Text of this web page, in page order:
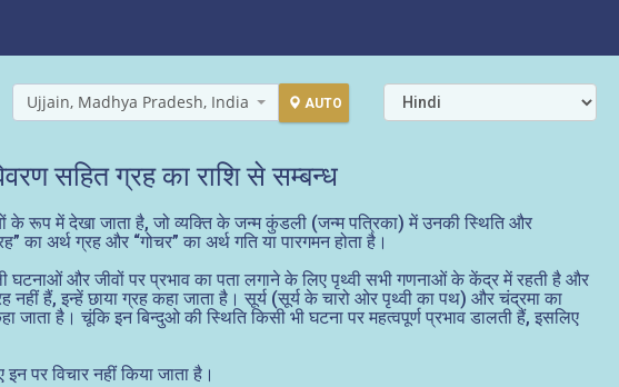
Ujjain, Madhya Pradesh, India AUTO
सहित ग्रह का राशि से सम्बन्ध
के रूप में देखा जाता है, जो व्यक्ति के जन्म कुंडली (जन्म पत्रिका) में उनकी स्थिति और
का अर्थ ग्रह और “गोचर” का अर्थ गति या पारगमन होता है।
घटनाओं और जीवों पर प्रभाव का पता लगाने के लिए पृथ्वी सभी गणनाओं के केंद्र में रहती है और
हैं, इन्हें छाया ग्रह कहा जाता है। सूर्य (सूर्य के चारो ओर पृथ्वी का पथ) और चंद्रमा का
है। चूंकि इन बिन्दुओ की स्थिति किसी भी घटना पर महत्वपूर्ण प्रभाव डालती हैं, इसलिए
पर विचार नहीं किया जाता है।